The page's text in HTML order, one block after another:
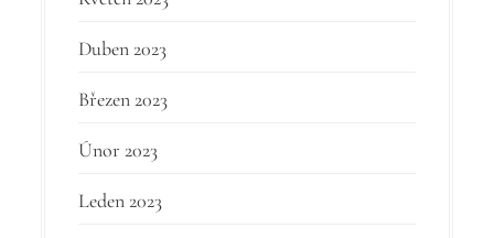
Duben 2023
Březen 2023
Únor 2023
Leden 2023